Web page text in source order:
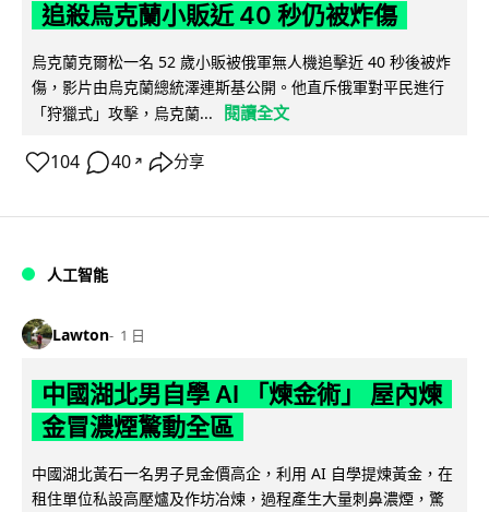
追殺烏克蘭小販近 40 秒仍被炸傷
烏克蘭克爾松一名 52 歲小販被俄軍無人機追擊近 40 秒後被炸
傷，影片由烏克蘭總統澤連斯基公開。他直斥俄軍對平民進行
「狩獵式」攻擊，烏克蘭...
閱讀全文
104 40 ↗ 分享
人工智能
Lawton 1 日
中國湖北男自學 AI 「煉金術」 屋內煉
金冒濃煙驚動全區
中國湖北黃石一名男子見金價高企，利用 AI 自學提煉黃金，在
租住單位私設高壓爐及作坊冶煉，過程產生大量刺鼻濃煙，驚